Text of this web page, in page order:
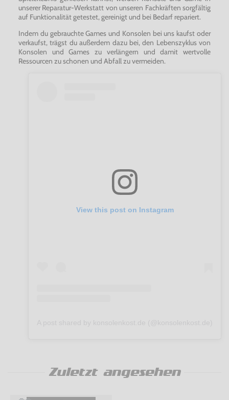
unserer Reparatur-Werkstatt von unseren Fachkräften sorgfältig
auf Funktionalität getestet, gereinigt und bei Bedarf repariert.
Indem du gebrauchte Games und Konsolen bei uns kaufst oder
verkaufst, trägst du außerdem dazu bei, den Lebenszyklus von
Konsolen und Games zu verlängern und damit wertvolle
Ressourcen zu schonen und Abfall zu vermeiden.
View this post on Instagram
Zuletzt angesehen